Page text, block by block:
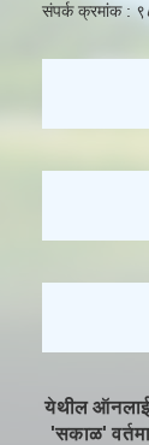
संपर्क क्रमांक :
येथील
'सकाळ'